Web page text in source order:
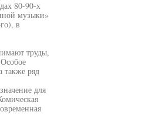
80-90-х
музыки»
в
труды,
также ряд
для